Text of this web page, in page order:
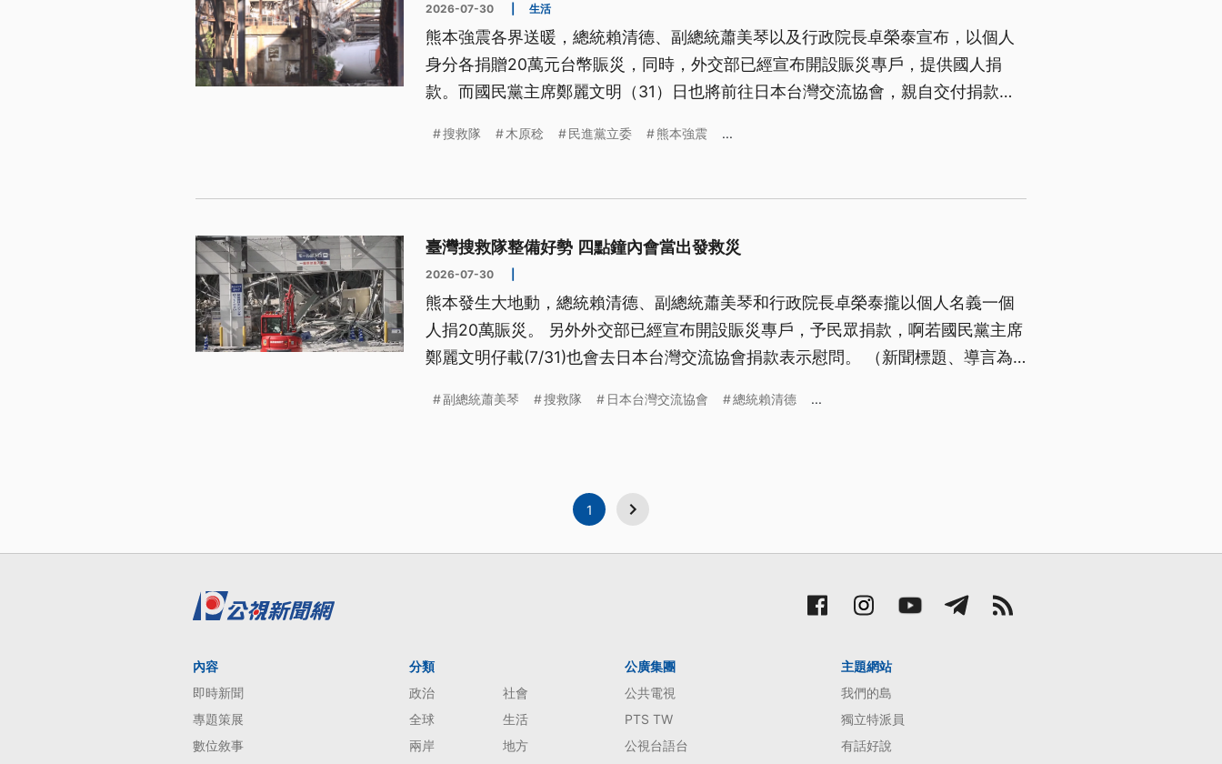
2026-07-30 生活
熊本強震各界送暖，總統賴清德、副總統蕭美琴以及行政院長卓榮泰宣布，以個人
身分各捐贈20萬元台幣賑災，同時，外交部已經宣布開設賑災專戶，提供國人捐
款。而國民黨主席鄭麗文明（31）日也將前往日本台灣交流協會，親自交付捐款以
搜救隊 木原稔 民進黨立委 熊本強震 ...
臺灣搜救隊整備好勢 四點鐘內會當出發救災
2026-07-30
熊本發生大地動，總統賴清德、副總統蕭美琴和行政院長卓榮泰攏以個人名義一個
人捐20萬賑災。 另外外交部已經宣布開設賑災專戶，予民眾捐款，啊若國民黨主席
鄭麗文明仔載(7/31)也會去日本台灣交流協會捐款表示慰問。 （新聞標題、導言為
副總統蕭美琴 搜救隊 日本台灣交流協會 總統賴清德 ...
1
內容
即時新聞
專題策展
數位敘事
分類
政治
社會
全球
生活
兩岸
地方
公廣集團
公共電視
PTS TW
公視台語台
主題網站
我們的島
獨立特派員
有話好說